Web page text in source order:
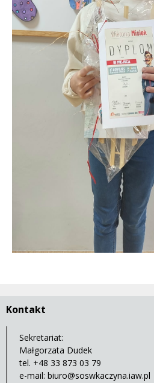
Kontakt
Sekretariat:
Małgorzata Dudek
tel. +48 33 873 03 79
e-mail: biuro@soswkaczyna.iaw.pl